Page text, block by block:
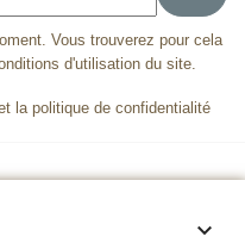
Vous trouverez pour cela
d'utilisation du site.
la politique de confidentialité
